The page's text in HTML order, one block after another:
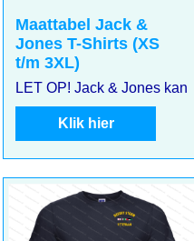
Maattabel Jack &
Jones T-Shirts (XS
t/m 3XL)
LET OP! Jack & Jones
Klik hier